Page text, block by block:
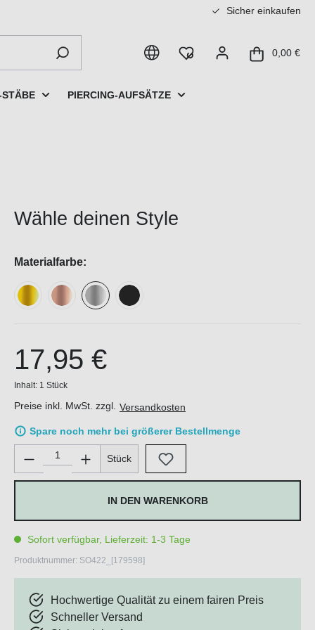
Sicher einkaufen
0,00 €
STÄBE PIERCING-AUFSÄTZE
Wähle deinen Style
Materialfarbe:
17,95 €
Inhalt: 1 Stück
Preise inkl. MwSt. zzgl. Versandkosten
Spare noch mehr bei größerer Bestellmenge
Produkt Anzahl: Gib den gewünschten Wert ein oder
Stück
IN DEN WARENKORB
Sofort verfügbar, Lieferzeit: 1-3 Tage
Produktnummer: SO422_[179598]
Hochwertige Qualität zu einem fairen Preis
Schneller Versand